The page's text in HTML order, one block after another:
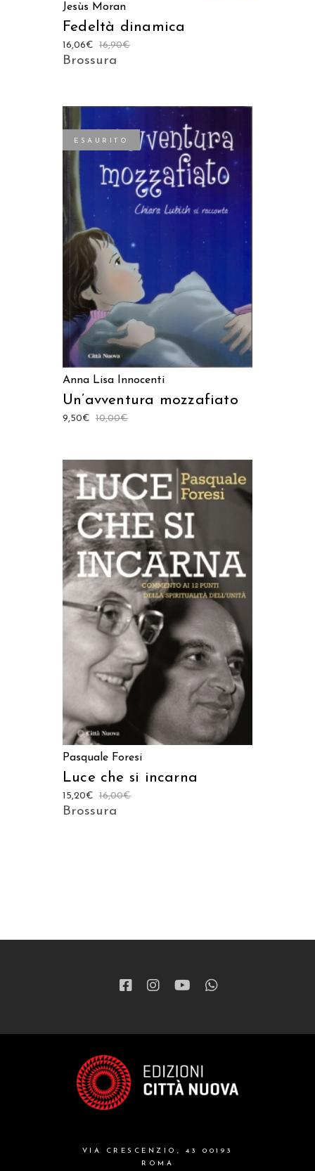
Jesùs Moran
Fedeltà dinamica
16,90€
16,06€
Brossura
ESAURITO
Anna Lisa Innocenti
Un’avventura mozzafiato
10,00€
9,50€
AGGIUNGI AL CARRELLO
Pasquale Foresi
Luce che si incarna
16,00€
15,20€
Brossura
VIA CRESCENZIO, 43 00193
ROMA